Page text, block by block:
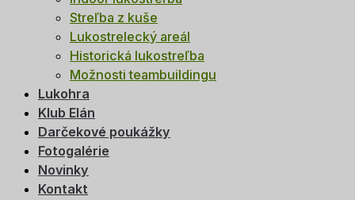
Streľba z kuše
Lukostrelecký areál
Historická lukostreľba
Možnosti teambuildingu
Lukohra
Klub Elán
Darčekové poukážky
Fotogalérie
Novinky
Kontakt